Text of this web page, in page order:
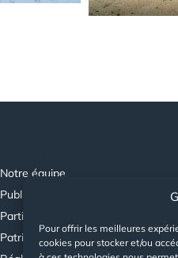
Pour offrir les meilleures
cookies pour stocker et/ou
Notre équipe
Public/Privé
Particuliers
Patrimoine